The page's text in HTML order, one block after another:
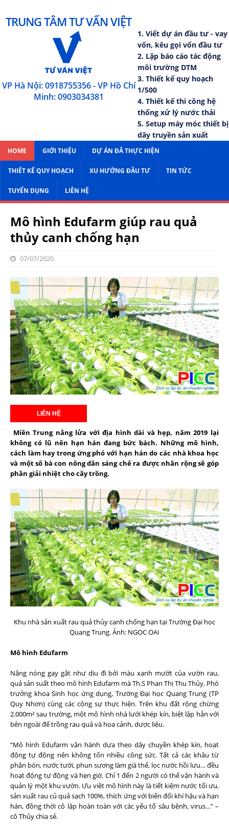
TRUNG TÂM TƯ VẤN VIỆT
VP Hà Nội: 0918755356 - VP Hồ Chí
Minh: 0903034381
1. Viết dự án đầu tư - vay
vốn, kêu gọi vốn đầu tư
2. Lập báo cáo tác động
môi trường DTM
3. Thiết kế quy hoạch
1/500
4. Thiết kế thi công hệ
thống xử lý nước thải
5. Setup máy móc thiết bị
dây truyền sản xuất
HOME GIỚI THIỆU DỰ ÁN ĐÃ THỰC HIỆN
THIẾT KẾ QUY HOẠCH XU HƯỚNG ĐẦU TƯ TIN TỨC
TUYỂN DỤNG LIÊN HỆ
Mô hình Edufarm giúp rau quả
thủy canh chống hạn
07/07/2020
Miền Trung nắng lửa với địa hình dài và hẹp, năm 2019 lại
không có lũ nên hạn hán đang bức bách. Những mô hình,
cách làm hay trong ứng phó với hạn hán do các nhà khoa học
và một số bà con nông dân sáng chế ra được nhân rộng sẽ góp
phần giải nhiệt cho cây trồng.
Khu nhà sản xuất rau quả thủy canh chống hạn tại Trường Đại học
Quang Trung. Ảnh: NGỌC OAI
Mô hình Edufarm
Nắng nóng gay gắt như dịu đi bởi màu xanh mướt của vườn rau,
quả sản suất theo mô hình Edufarm mà Th.S Phan Thị Thu Thủy, Phó
trưởng khoa Sinh học ứng dụng, Trường Đại học Quang Trung (TP
Quy Nhơn) cùng các cộng sự thực hiện. Trên khu đất rộng chừng
2.000m² sau trường, một mô hình nhà lưới khép kín, biệt lập hẳn với
bên ngoài để trồng rau quả và hoa cảnh, dược liệu.
“Mô hình Edufarm vận hành dựa theo dây chuyền khép kín, hoạt
động tự động nên không tốn nhiều công sức. Tất cả các khâu từ
phân bón, nước tưới, phun sương làm giá thể, lọc nước hồi lưu… đều
hoạt động tự động và hẹn giờ. Chỉ 1 đến 2 người có thể vận hành và
quản lý một khu vườn. Ưu việt mô hình này là tiết kiệm nước tối ưu,
sản xuất rau củ quả sạch 100%, thích ứng với biến đổi khí hậu và hạn
hán, đồng thời cô lập hoàn toàn với các yếu tố sâu bệnh, virus…” –
cô Thủy chia sẻ.